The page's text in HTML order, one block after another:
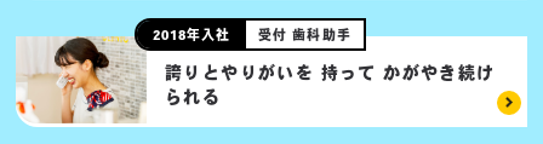
2018年入社 受付 歯科助手
誇りとやりがいを 持って
かがやき続け
られる